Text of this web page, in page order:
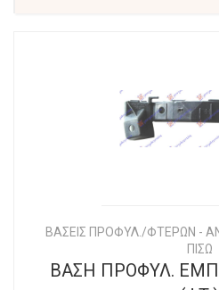
ΒΑΣΕΙΣ ΠΡΟΦΥΛ./ΦΤΕΡΩΝ -
ΠΙΣΩ
ΒΑΣΗ ΠΡΟΦΥΛ.